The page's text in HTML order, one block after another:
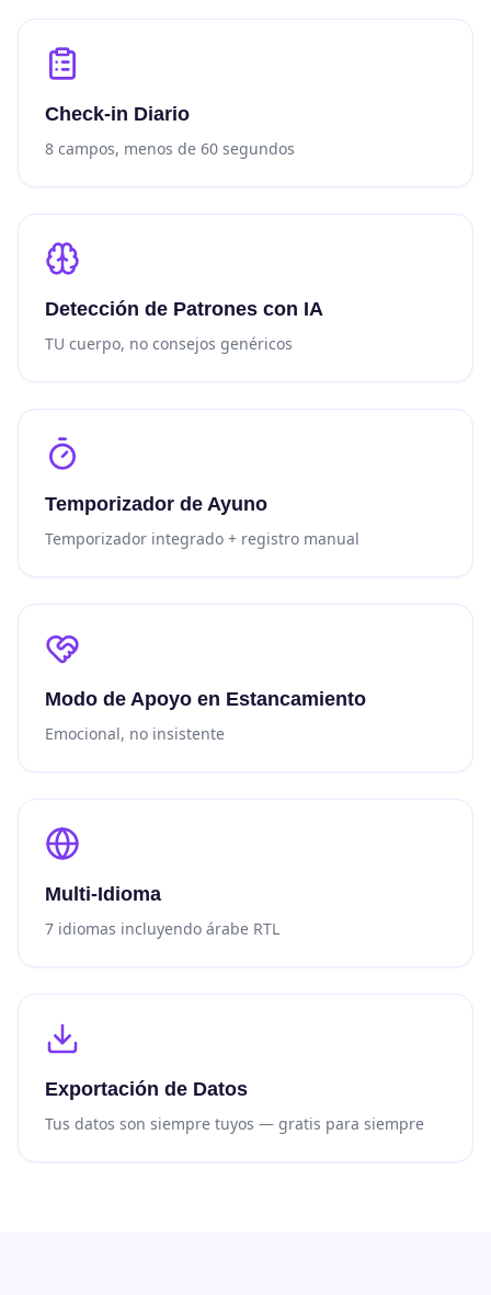
Check-in Diario
8 campos, menos de 60 segundos
Detección de Patrones con IA
TU cuerpo, no consejos genéricos
Temporizador de Ayuno
Temporizador integrado + registro manual
Modo de Apoyo en Estancamiento
Emocional, no insistente
Multi-Idioma
7 idiomas incluyendo árabe RTL
Exportación de Datos
Tus datos son siempre tuyos — gratis para siempre